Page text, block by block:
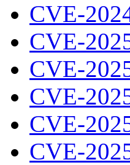
CVE-
CVE-
CVE-
CVE-
CVE-
CVE-